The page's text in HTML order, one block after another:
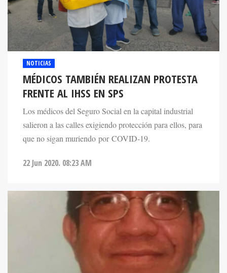
NOTICIAS
MÉDICOS TAMBIÉN REALIZAN PROTESTA
FRENTE AL IHSS EN SPS
Los médicos del Seguro Social en la capital industrial
salieron a las calles exigiendo protección para ellos, para
que no sigan muriendo por COVID-19.
22 Jun 2020. 08:23 AM